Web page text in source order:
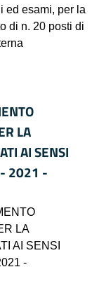
ed esami, per la
di n. 20 posti di
LA
AI SENSI
- 2021 -
LA
AI SENSI
-